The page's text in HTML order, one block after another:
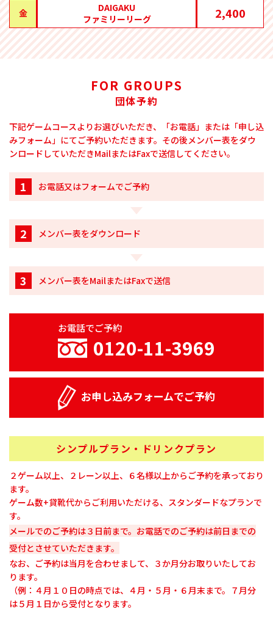
金
DAIGAKU
ファミリーリーグ
2,400
FOR GROUPS
団体予約
下記ゲームコースよりお選びいただき、「お電話」または「申し込
みフォーム」にてご予約いただきます。その後メンバー表をダウ
ンロードしていただきMailまたはFaxで送信してください。
1 お電話又はフォームでご予約
2 メンバー表をダウンロード
3 メンバー表をMailまたはFaxで送信
お電話でご予約
0120-11-3969
お申し込みフォームでご予約
シンプルプラン・ドリンクプラン
２ゲーム以上、２レーン以上、６名様以上からご予約を承っており
ます。
ゲーム数+貸靴代からご利用いただける、スタンダードなプランで
す。
メールでのご予約は３日前まで。お電話でのご予約は前日までの
受付とさせていただきます。
なお、ご予約は当月を合わせまして、３か月分お取りいたしてお
ります。
（例：４月１０日の時点では、４月・５月・６月末まで。７月分
は５月１日から受付となります。